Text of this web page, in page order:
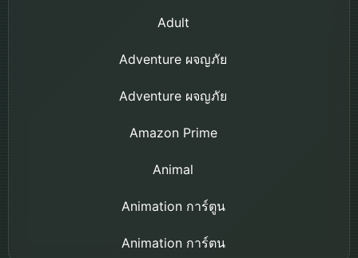
Adult
Adventure ผจญภัย
Adventure ผจญภัย
Amazon Prime
Animal
Animation การ์ตูน
Animation การ์ตูน